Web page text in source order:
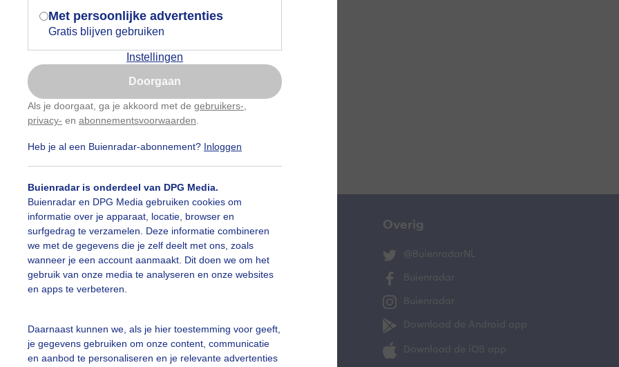
Met persoonlijke advertenties
Gratis blijven gebruiken
Instellingen
Doorgaan
Als je doorgaat, ga je akkoord met de gebruikers-
privacy- en abonnementsvoorwaarden
Heb je al een Buienradar-abonnement? Inloggen
Buienradar is onderdeel van DPG Media.
Buienradar en DPG Media gebruiken cookies om
informatie over je apparaat, locatie, browser en
surfgedrag te verzamelen. Deze informatie combineren
we met de gegevens die je zelf deelt met ons, zoals
wanneer je een account aanmaakt. Dit doen we om het
gebruik van onze media te analyseren en onze websites
en apps te verbeteren.
Daarnaast kunnen we, als je hier toestemming voor geeft,
je gegevens gebruiken om onze content, communicatie
en aanbod te personaliseren en je relevante advertenties
#bewolking #blauwelucht
#boten #camping #coderoze #donkerewolken
#maan #mensen #mist
#opklaringen
#regenwolken #schilders #sluierbewolking
#terras #verkoeling #vlaggetjesboot
vragen
Mijn weer
De Bilt
Overig
@BuienradarNL
Buienradar
Buienradar
Download de Android app
Download de iOS app
je browser waarin deze toestemming
gevraagd wordt.
Is goed, toon de popup
Nu niet, misschien later
Gebruik je Safari en wil je niet elke dag deze pop-up
Klikhierom dit aan te passen